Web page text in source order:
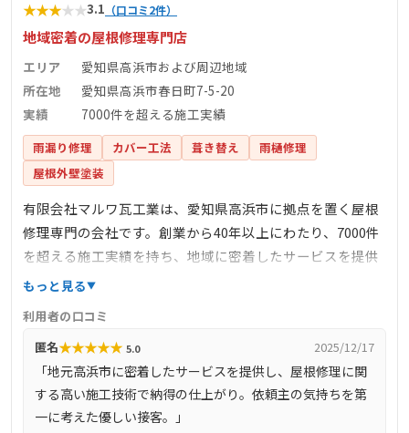
★★★★★3.1 （口コミ2件）
地域密着の屋根修理専門店
エリア
愛知県高浜市および周辺地域
所在地
愛知県高浜市春日町7-5-20
実績
7000件を超える施工実績
雨漏り修理 カバー工法 葺き替え
雨樋修理
屋根外壁塗装
有限会社マルワ瓦工業は、愛知県高浜市に拠点を置く屋根
修理専門の会社です。創業から40年以上にわたり、7000件
を超える施工実績を持ち、地域に密着したサービスを提供
しています。主な業務内容は、屋根工事全般、雨漏り修
置も行っています。小さな修理から大規模なリフォームま
で、依頼主の要望に応じて柔軟に対応しています。施工エ
リアは高浜市を中心に、車で1時間以内の地域をカバーして
おり、迅速な対応が可能です。高い技術力と丁寧な接客
で、多くの顧客から信頼を得ています。
もっと見る
利用者の口コミ
匿名★★★★★ 5.0 2025/12/17
「地元高浜市に密着したサービスを提供し、屋根修理に関
する高い施工技術で納得の仕上がり。依頼主の気持ちを第
一に考えた優しい接客。」